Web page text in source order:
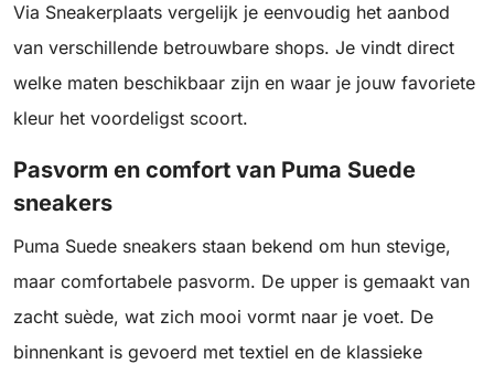
Via Sneakerplaats vergelijk je eenvoudig het aanbod
van verschillende betrouwbare shops. Je vindt direct
welke maten beschikbaar zijn en waar je jouw favoriete
kleur het voordeligst scoort.
Pasvorm en comfort van Puma Suede
sneakers
Puma Suede sneakers staan bekend om hun stevige,
maar comfortabele pasvorm. De upper is gemaakt van
zacht suède, wat zich mooi vormt naar je voet. De
binnenkant is gevoerd met textiel en de klassieke